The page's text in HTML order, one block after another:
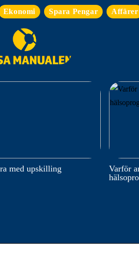
Ekonomi Spara Pengar Affärer
med upskilling
Varför